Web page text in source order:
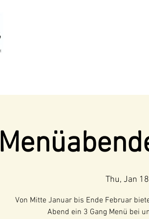
Thu, Jan 18
Von Mitte Januar bis Ende Februar
Abend ein 3 Gang Menü bei